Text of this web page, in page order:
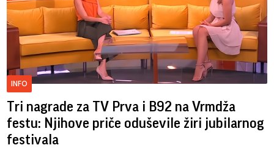
INFO
Tri nagrade za TV Prva i B92 na Vrmdža
festu: Njihove priče oduševile žiri jubilarnog
festivala